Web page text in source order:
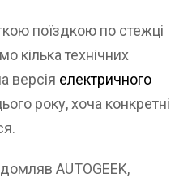
поїздкою по стежці
кілька технічних
версія електричного
року, хоча конкретні
AUTOGEEK,